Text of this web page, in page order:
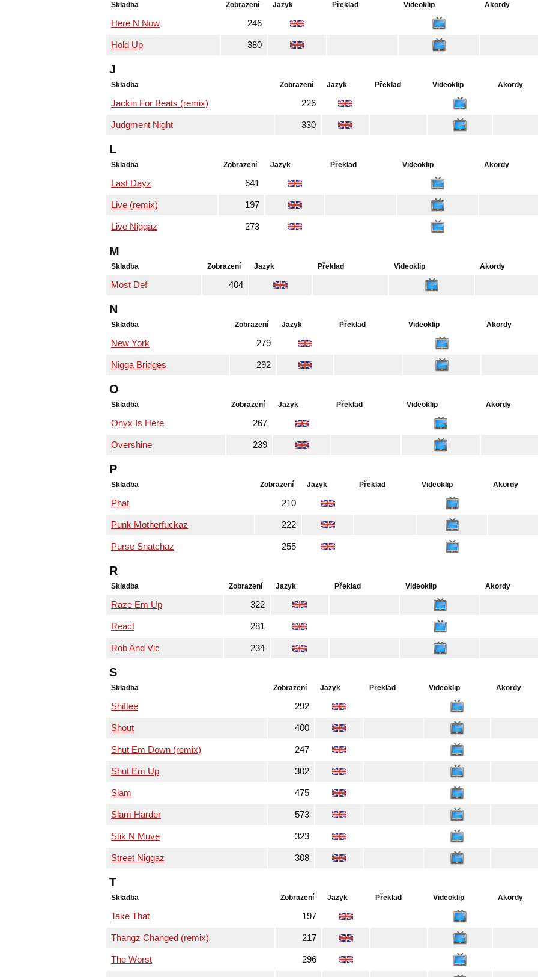
Skladba Zobrazení Jazyk Překlad Videoklip Akordy
Here N Now 246
Hold Up 380
J
Skladba Zobrazení Jazyk Překlad Videoklip Akordy
Jackin For Beats (remix) 226
Judgment Night 330
L
Skladba Zobrazení Jazyk Překlad Videoklip Akordy
Last Dayz 641
Live (remix) 197
Live Niggaz 273
M
Skladba Zobrazení Jazyk Překlad Videoklip Akordy
Most Def 404
N
Skladba Zobrazení Jazyk Překlad Videoklip Akordy
New York 279
Nigga Bridges 292
O
Skladba Zobrazení Jazyk Překlad Videoklip Akordy
Onyx Is Here 267
Overshine 239
P
Skladba Zobrazení Jazyk Překlad Videoklip Akordy
Phat 210
Punk Motherfuckaz 222
Purse Snatchaz 255
R
Skladba Zobrazení Jazyk Překlad Videoklip Akordy
Raze Em Up 322
React 281
Rob And Vic 234
S
Skladba Zobrazení Jazyk Překlad Videoklip Akordy
Shiftee 292
Shout 400
Shut Em Down (remix) 247
Shut Em Up 302
Slam 475
Slam Harder 573
Stik N Muve 323
Street Niggaz 308
T
Skladba Zobrazení Jazyk Překlad Videoklip Akordy
Take That 197
Thangz Changed (remix) 217
The Worst 296